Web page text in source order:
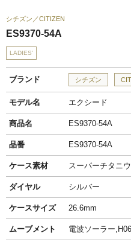
シチズン CITIZEN
ES9370-54A
LADIES'
ブランド シチズン
モデル名 エクシード
商品名 ES9370-54A
品番 ES9370-54A
ケース素材 スーパーチタニ
ダイヤル シルバー
ケースサイズ 26.6mm
ムーブメント 電波ソーラー